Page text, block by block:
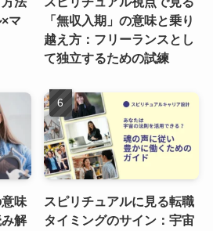
マ
「無収入期」の意味と乗り
越え方：フリーランスとし
て独立するための試練
味
解
スピリチュアルに見る転職
タイミングのサイン：宇宙